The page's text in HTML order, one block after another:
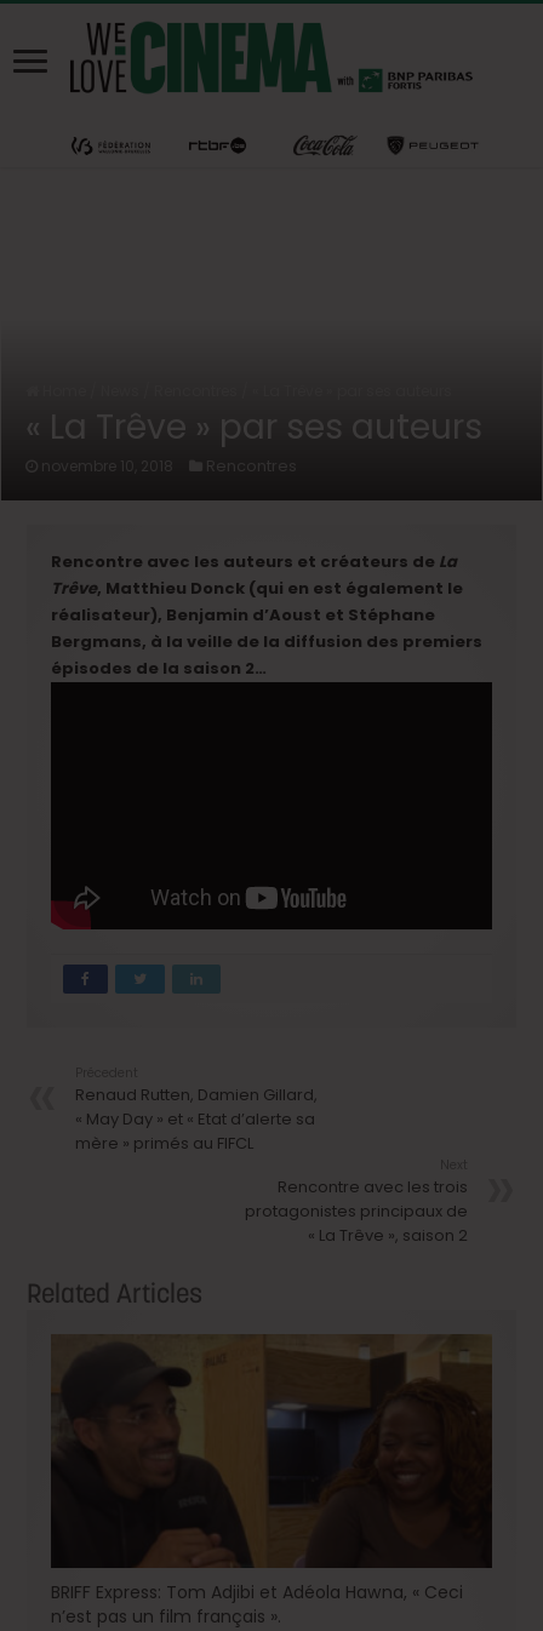
« La Trêve » par ses auteurs
novembre 10, 2018 Rencontres
Rencontre avec les auteurs et créateurs de La
Trêve, Matthieu Donck (qui en est également le
réalisateur), Benjamin d’Aoust et Stéphane
Bergmans, à la veille de la diffusion des premiers
épisodes de la saison 2…
Renaud Rutten, Damien Gillard,
« May Day » et « Etat d’alerte sa
mère » primés au FIFCL
Rencontre avec les trois
protagonistes principaux de
« La Trêve », saison 2
Related Articles
BRIFF Express: Tom Adjibi et Adéola Hawna, « Ceci
n’est pas un film français ».